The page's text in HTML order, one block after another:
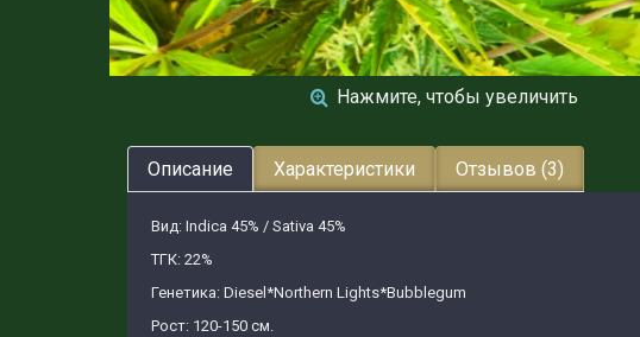
Нажмите, чтобы увеличить
Описание Характеристики Отзывов (3)
Вид: Indica 45% / Sativa 45%
ТГК: 22%
Генетика: Diesel*Northern Lights*Bubblegum
Рост: 120-150 см.